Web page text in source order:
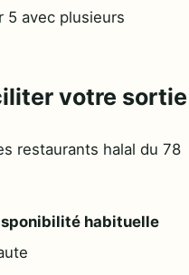
5 avec plusieurs
votre sortie
restaurants halal du 78
habituelle